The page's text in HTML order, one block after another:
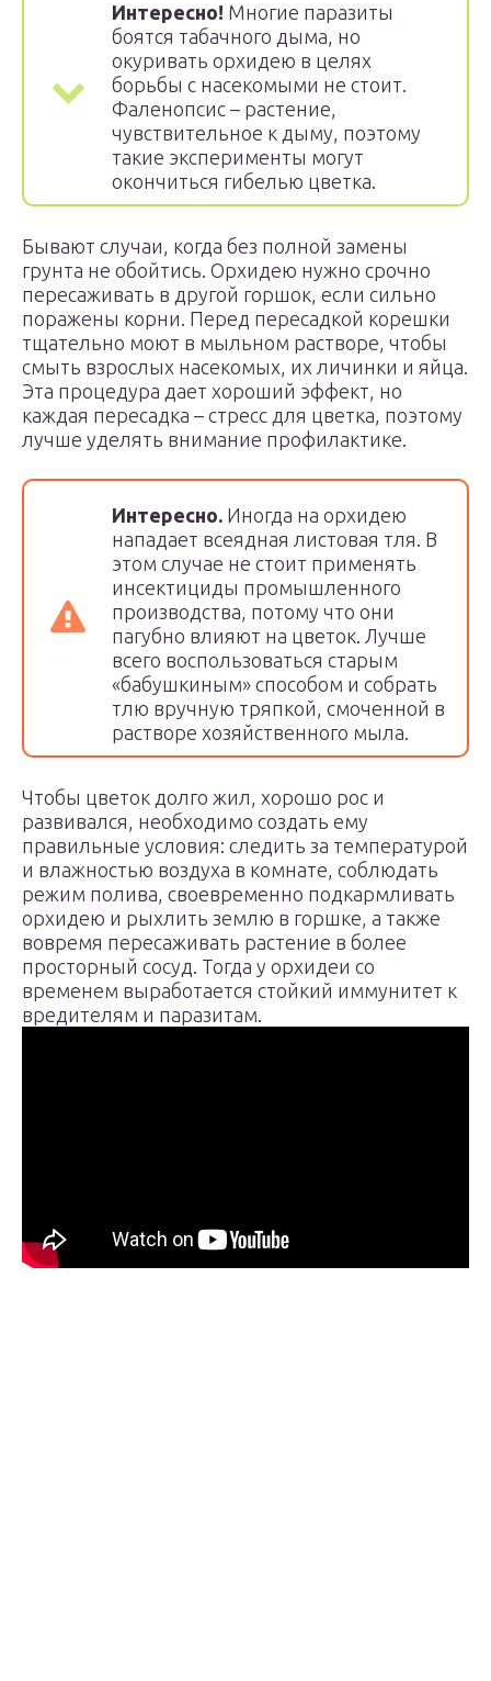
Интересно! Многие паразиты
боятся табачного дыма, но
окуривать орхидею в целях
борьбы с насекомыми не стоит.
Фаленопсис – растение,
чувствительное к дыму, поэтому
такие эксперименты могут
окончиться гибелью цветка.
Бывают случаи, когда без полной замены
грунта не обойтись. Орхидею нужно срочно
пересаживать в другой горшок, если сильно
поражены корни. Перед пересадкой корешки
тщательно моют в мыльном растворе, чтобы
смыть взрослых насекомых, их личинки и яйца.
Эта процедура дает хороший эффект, но
каждая пересадка – стресс для цветка, поэтому
лучше уделять внимание профилактике.
Интересно. Иногда на орхидею
нападает всеядная листовая тля. В
этом случае не стоит применять
инсектициды промышленного
производства, потому что они
пагубно влияют на цветок. Лучше
всего воспользоваться старым
«бабушкиным» способом и собрать
тлю вручную тряпкой, смоченной в
растворе хозяйственного мыла.
Чтобы цветок долго жил, хорошо рос и
развивался, необходимо создать ему
правильные условия: следить за температурой
и влажностью воздуха в комнате, соблюдать
режим полива, своевременно подкармливать
орхидею и рыхлить землю в горшке, а также
вовремя пересаживать растение в более
просторный сосуд. Тогда у орхидеи со
временем выработается стойкий иммунитет к
вредителям и паразитам.